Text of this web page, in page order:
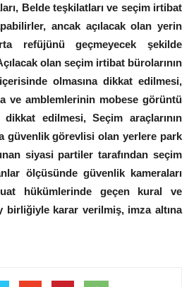
Belde teşkilatları ve seçim irtibat
ancak açılacak olan yerin
refüjünü geçmeyecek şekilde
olan seçim irtibat bürolarının
olmasına dikkat edilmesi,
ve amblemlerinin mobese görüntü
dikkat edilmesi, Seçim araçlarının
güvenlik görevlisi olan yerlere park
siyasi partiler tarafından seçim
ölçüsünde güvenlik kameraları
hükümlerinde geçen kural ve
birliğiyle karar verilmiş, imza altına